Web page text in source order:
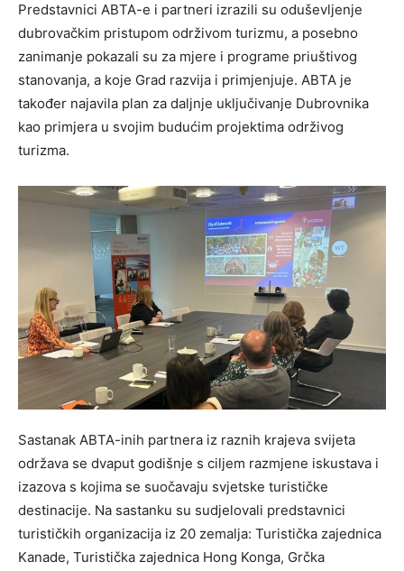
Predstavnici ABTA-e i partneri izrazili su oduševljenje
dubrovačkim pristupom održivom turizmu, a posebno
zanimanje pokazali su za mjere i programe priuštivog
stanovanja, a koje Grad razvija i primjenjuje. ABTA je
također najavila plan za daljnje uključivanje Dubrovnika
kao primjera u svojim budućim projektima održivog
turizma.
Sastanak ABTA-inih partnera iz raznih krajeva svijeta
održava se dvaput godišnje s ciljem razmjene iskustava i
izazova s kojima se suočavaju svjetske turističke
destinacije. Na sastanku su sudjelovali predstavnici
turističkih organizacija iz 20 zemalja: Turistička zajednica
Kanade, Turistička zajednica Hong Konga, Grčka